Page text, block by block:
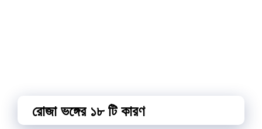
রোজা ভঙ্গের ১৮ টি কারণ